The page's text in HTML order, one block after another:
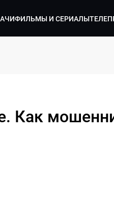
ФИЛЬМЫ И СЕРИАЛЫ
Как